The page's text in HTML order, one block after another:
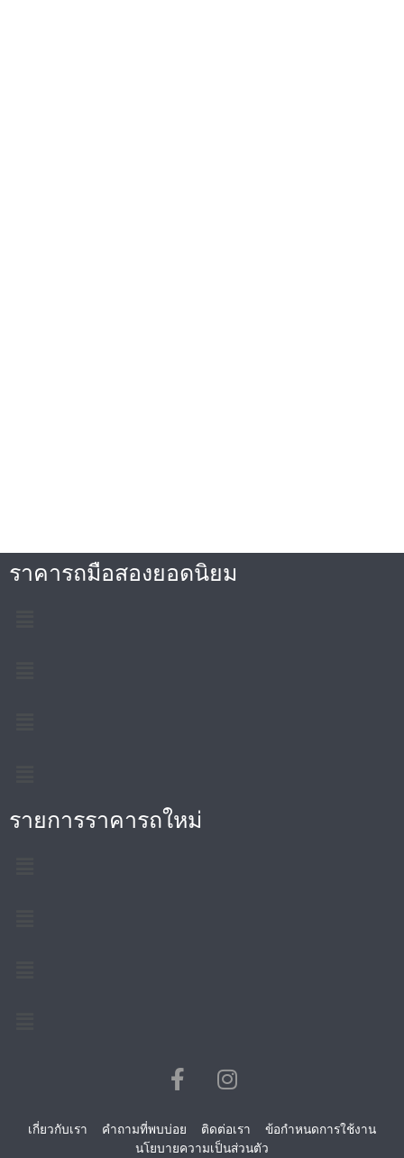
ราคารถมือสองยอดนิยม
รายการราคารถใหม่
เกี่ยวกับเรา คำถามที่พบบ่อย ติดต่อเรา
ข้อกำหนดการใช้งาน
นโยบายความเป็นส่วนตัว